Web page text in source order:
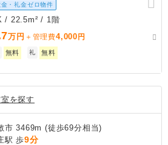
金・礼金ゼロ物件
/ 22.5m² / 1階
万円 ＋管理費4,000 円
無料 礼 無料
を探す
市 3469m (徒歩69分相当)
駅 歩9分